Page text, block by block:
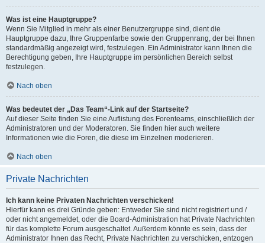
Was ist eine Hauptgruppe?
Wenn Sie Mitglied in mehr als einer Benutzergruppe sind, dient die
Hauptgruppe dazu, Ihre Gruppenfarbe sowie den Gruppenrang, der bei Ihnen
standardmäßig angezeigt wird, festzulegen. Ein Administrator kann Ihnen die
Berechtigung geben, Ihre Hauptgruppe im persönlichen Bereich selbst
festzulegen.
Nach oben
Was bedeutet der „Das Team“-Link auf der Startseite?
Auf dieser Seite finden Sie eine Auflistung des Forenteams, einschließlich der
Administratoren und der Moderatoren. Sie finden hier auch weitere
Informationen wie die Foren, die diese im Einzelnen moderieren.
Nach oben
Private Nachrichten
Ich kann keine Privaten Nachrichten verschicken!
Hierfür kann es drei Gründe geben: Entweder Sie sind nicht registriert und /
oder nicht angemeldet, oder die Board-Administration hat Private Nachrichten
für das komplette Forum ausgeschaltet. Außerdem könnte es sein, dass der
Administrator Ihnen das Recht, Private Nachrichten zu verschicken, entzogen